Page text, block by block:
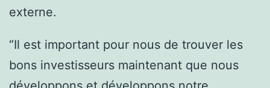
externe.
“Il est important pour nous de trouver les
bons investisseurs maintenant que nous